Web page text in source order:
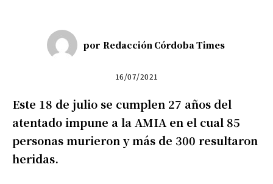
por Redacción Córdoba Times
16/07/2021
Este 18 de julio se cumplen 27 años del
atentado impune a la AMIA en el cual 85
personas murieron y más de 300 resultaron
heridas.